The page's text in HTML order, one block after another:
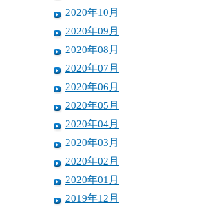
2020年10月
2020年09月
2020年08月
2020年07月
2020年06月
2020年05月
2020年04月
2020年03月
2020年02月
2020年01月
2019年12月